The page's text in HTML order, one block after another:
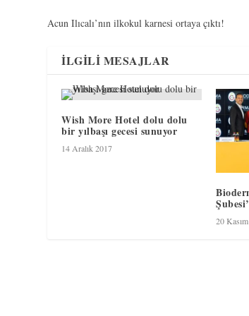
Acun Ilıcalı’nın ilkokul karnesi ortaya çıktı!
İLGILI MESAJLAR
Wish More Hotel dolu dolu
bir yılbaşı gecesi sunuyor
14 Aralık 2017
20